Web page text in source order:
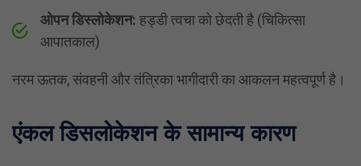
ओपन डिस्लोकेशन: हड्डी त्वचा को छेदती है (चिकित्सा
आपातकाल)
नरम ऊतक, संवहनी और तंत्रिका भागीदारी का आकलन महत्वपूर्ण है।
एंकल डिसलोकेशन के सामान्य कारण